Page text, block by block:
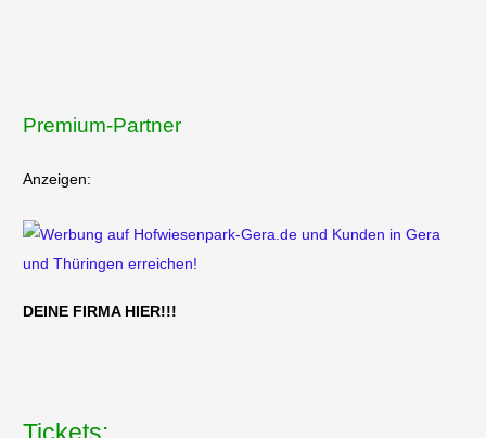
Premium-Partner
Anzeigen:
DEINE FIRMA HIER!!!
Tickets: